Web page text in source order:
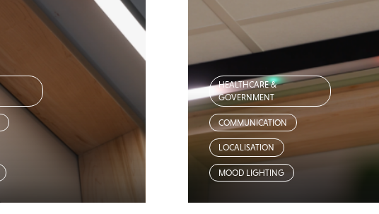
HEALTHCARE &
GOVERNMENT
COMMUNICATION
LOCALISATION
MOOD LIGHTING